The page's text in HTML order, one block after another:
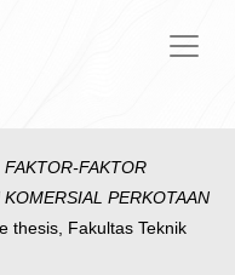
FAKTOR-FAKTOR
PERKOTAAN
thesis, Fakultas Teknik